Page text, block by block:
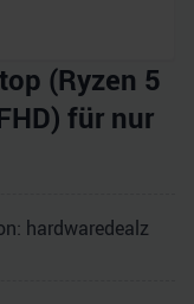
(Ryzen 5
für nur
hardwaredealz